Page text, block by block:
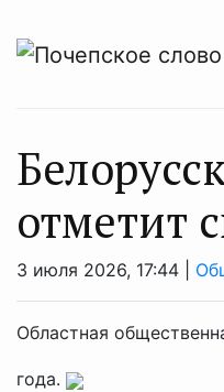
отметит
3 июля 2026, 17:44 |
Областная
года.